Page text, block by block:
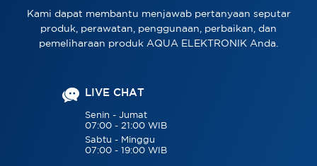
Kami dapat membantu menjawab pertanyaan seputar
produk, perawatan, penggunaan, perbaikan, dan
pemeliharaan produk AQUA ELEKTRONIK Anda.
LIVE CHAT
Senin - Jumat
07:00 - 21:00 WIB
Sabtu - Minggu
07:00 - 19:00 WIB